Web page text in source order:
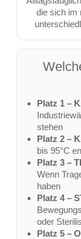
die sich im
Platz 1 –
stehen
Platz 2 –
bis 95°C
Platz 3 –
Wenn
haben
Platz 4 –
oder
Platz 5 –